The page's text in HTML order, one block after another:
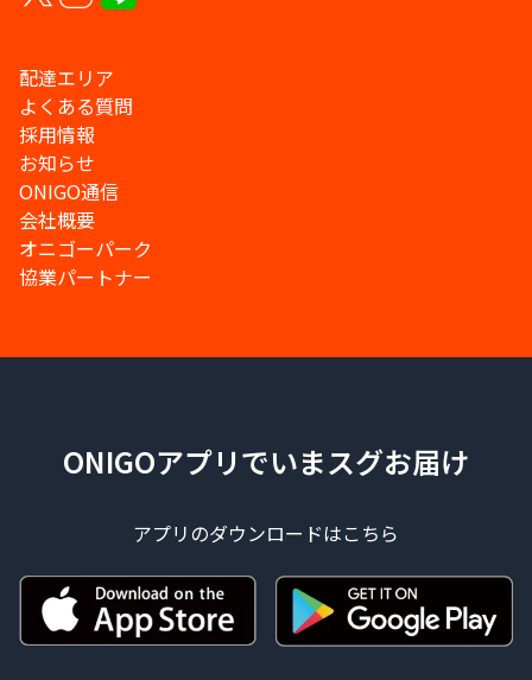
配達エリア
よくある質問
採用情報
お知らせ
ONIGO通信
会社概要
オニゴーパーク
協業パートナー
ONIGOアプリでいまスグお届け
アプリのダウンロードはこちら